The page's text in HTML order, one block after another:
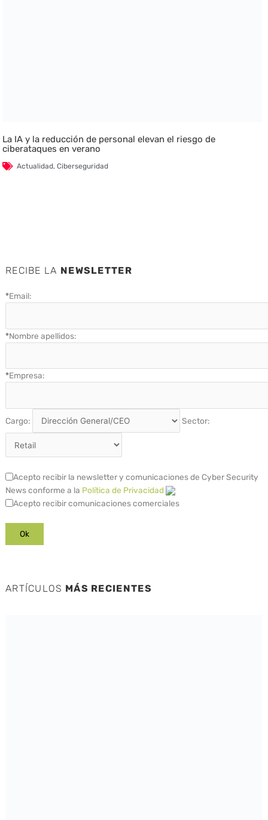
La IA y la reducción de personal elevan el riesgo de
ciberataques en verano
Actualidad,Ciberseguridad
RECIBE LA NEWSLETTER
*Email:
*Nombre apellidos:
*Empresa:
Cargo: Sector:
Acepto recibir la newsletter y comunicaciones de Cyber Security
News conforme a la Política de Privacidad
Acepto recibir comunicaciones comerciales
ARTÍCULOS MÁS RECIENTES